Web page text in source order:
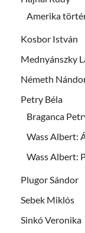
Amerika
Kosbor István
Mednyánszky
Németh
Petry Béla
Braganca
Wass Albert:
Wass Albert:
Plugor Sándor
Sebek Miklós
Sinkó Veronika